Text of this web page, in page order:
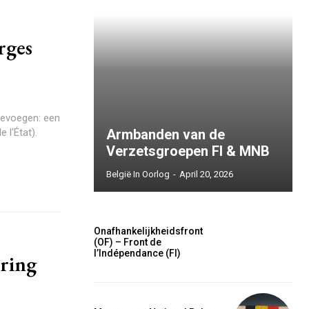
een
l'État).
Armbanden van de
Verzetsgroepen FI & MNB
België In Oorlog - April 20, 2026
Onafhankelijkheidsfront
(OF) – Front de
l’Indépendance (FI)